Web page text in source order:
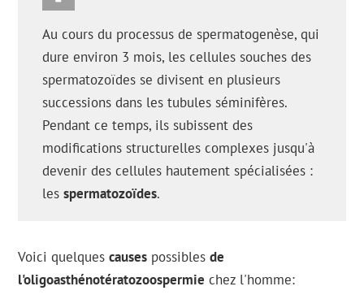
Au cours du processus de spermatogenèse, qui
dure environ 3 mois, les cellules souches des
spermatozoïdes se divisent en plusieurs
successions dans les tubules séminifères.
Pendant ce temps, ils subissent des
modifications structurelles complexes jusqu'à
devenir des cellules hautement spécialisées :
lesspermatozoïdes.
Voici quelquescauses possiblesde
l'oligoasthénotératozoospermie chez l'homme: